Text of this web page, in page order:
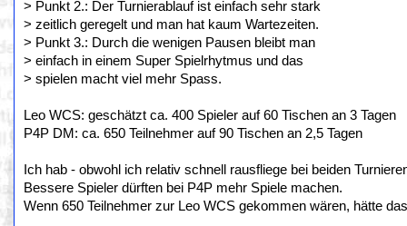
> Punkt 2.: Der Turnierablauf ist einfach sehr stark
> zeitlich geregelt und man hat kaum Wartezeiten.
> Punkt 3.: Durch die wenigen Pausen bleibt man
> einfach in einem Super Spielrhytmus und das
> spielen macht viel mehr Spass.
Leo WCS: geschätzt ca. 400 Spieler auf 60 Tischen an 3 Tagen
P4P DM: ca. 650 Teilnehmer auf 90 Tischen an 2,5 Tagen
Ich hab - obwohl ich relativ schnell rausfliege bei beiden
Bessere Spieler dürften bei P4P mehr Spiele machen.
Wenn 650 Teilnehmer zur Leo WCS gekommen wären, hätte